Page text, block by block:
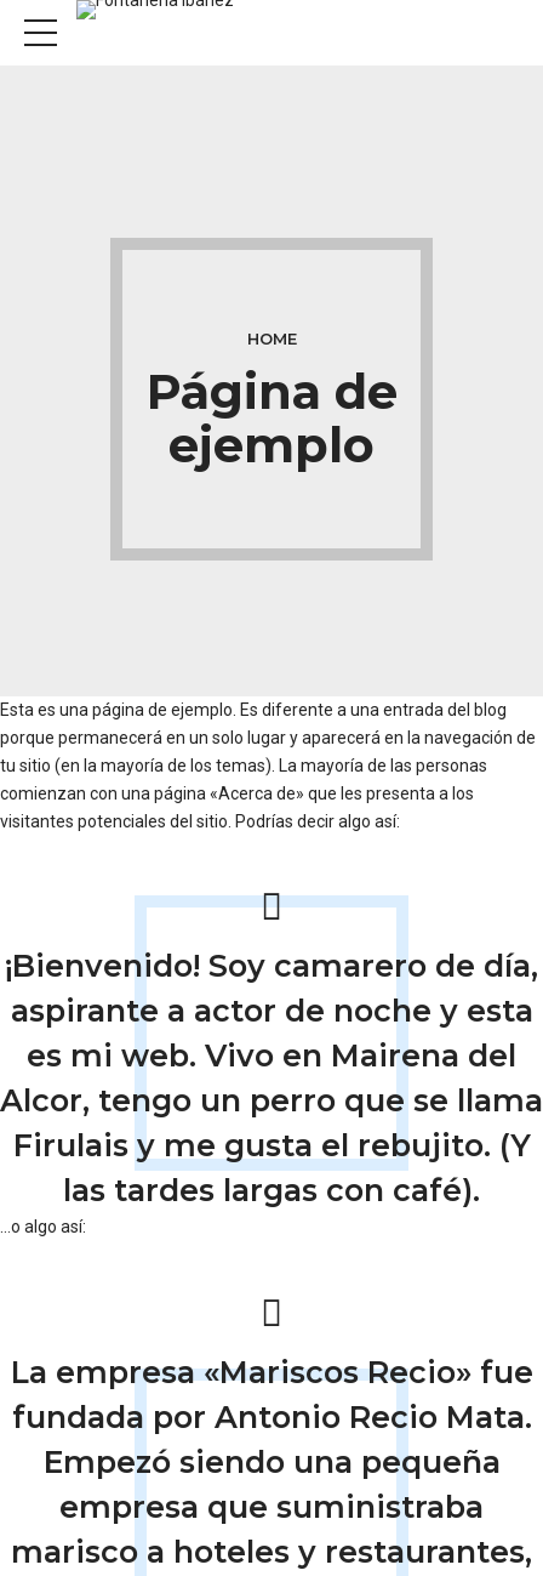
HOME
Página de
ejemplo
Esta es una página de ejemplo. Es diferente a una entrada del blog
porque permanecerá en un solo lugar y aparecerá en la navegación de
tu sitio (en la mayoría de los temas). La mayoría de las personas
comienzan con una página «Acerca de» que les presenta a los
visitantes potenciales del sitio. Podrías decir algo así:
¡Bienvenido! Soy camarero de día,
aspirante a actor de noche y esta
es mi web. Vivo en Mairena del
Alcor, tengo un perro que se llama
Firulais y me gusta el rebujito. (Y
las tardes largas con café).
…o algo así:
La empresa «Mariscos Recio» fue
fundada por Antonio Recio Mata.
Empezó siendo una pequeña
empresa que suministraba
marisco a hoteles y restaurantes,